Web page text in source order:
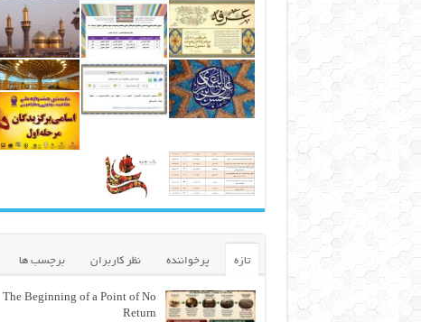
تازه پرخواننده نظر کاربران برچسب ها
The Beginning of a Point of No
Return